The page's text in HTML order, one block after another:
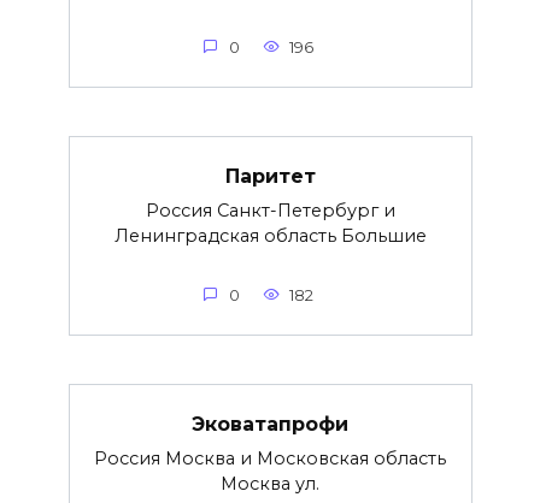
0 196
Паритет
Россия Санкт-Петербург и
Ленинградская область Большие
0 182
Эковатапрофи
Россия Москва и Московская область
Москва ул.